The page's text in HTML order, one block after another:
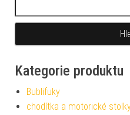
Kategorie produktu
Bublifuky
chodítka a motorické